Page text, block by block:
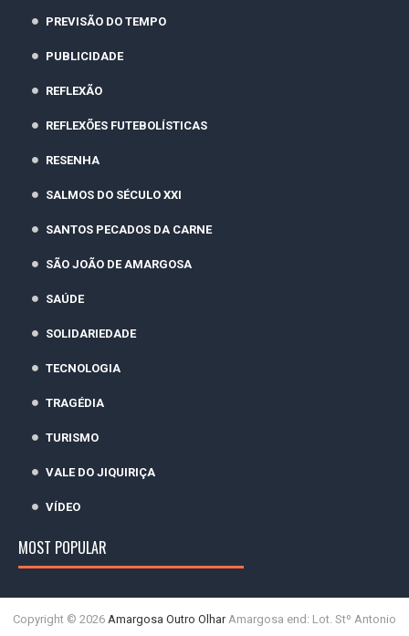
PREVISÃO DO TEMPO
PUBLICIDADE
REFLEXÃO
REFLEXÕES FUTEBOLÍSTICAS
RESENHA
SALMOS DO SÉCULO XXI
SANTOS PECADOS DA CARNE
SÃO JOÃO DE AMARGOSA
SAÚDE
SOLIDARIEDADE
TECNOLOGIA
TRAGÉDIA
TURISMO
VALE DO JIQUIRIÇA
VÍDEO
MOST POPULAR
Copyright © 2026 Amargosa Outro OlharAmargosa end: Lot. Stº Antonio